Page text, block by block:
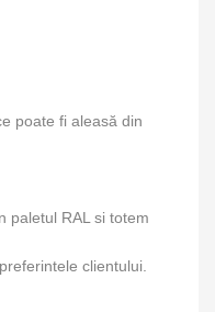
poate fi aleasă din
paletul RAL si totem
clientului.